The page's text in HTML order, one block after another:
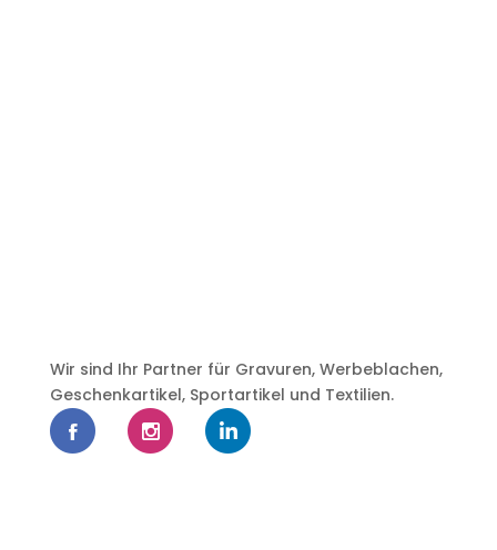
Wir sind Ihr Partner für Gravuren, Werbeblachen,
Geschenkartikel, Sportartikel und Textilien.